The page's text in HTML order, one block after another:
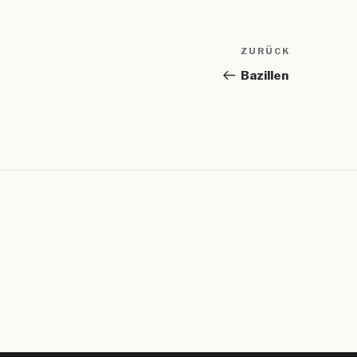
Vorheriger
Beitrag
ZURÜCK
Bazillen